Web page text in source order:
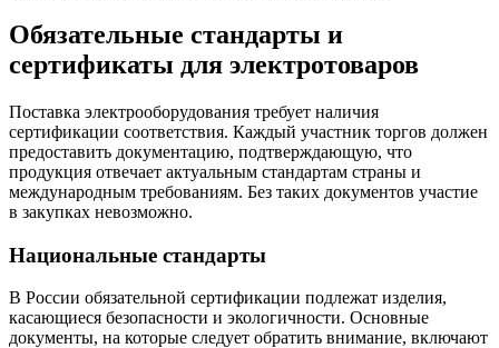
Обязательные стандарты и
сертификаты для электротоваров
Поставка электрооборудования требует наличия
сертификации соответствия. Каждый участник торгов должен
предоставить документацию, подтверждающую, что
продукция отвечает актуальным стандартам страны и
международным требованиям. Без таких документов участие
в закупках невозможно.
Национальные стандарты
В России обязательной сертификации подлежат изделия,
касающиеся безопасности и экологичности. Основные
документы, на которые следует обратить внимание, включают